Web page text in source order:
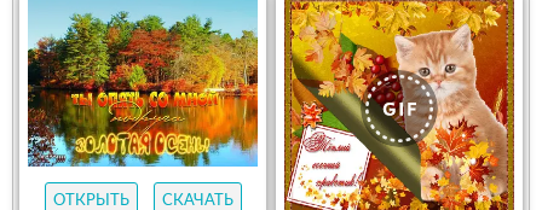
ОТКРЫТЬ СКАЧАТЬ